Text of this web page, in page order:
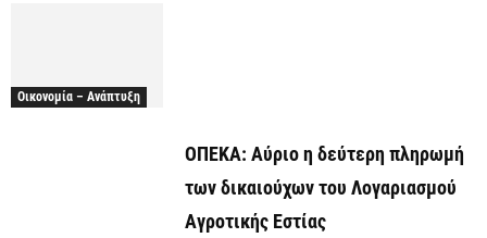
Οικονομία – Ανάπτυξη
ΟΠΕΚΑ: Αύριο η δεύτερη πληρωμή
των δικαιούχων του Λογαριασμού
Αγροτικής Εστίας